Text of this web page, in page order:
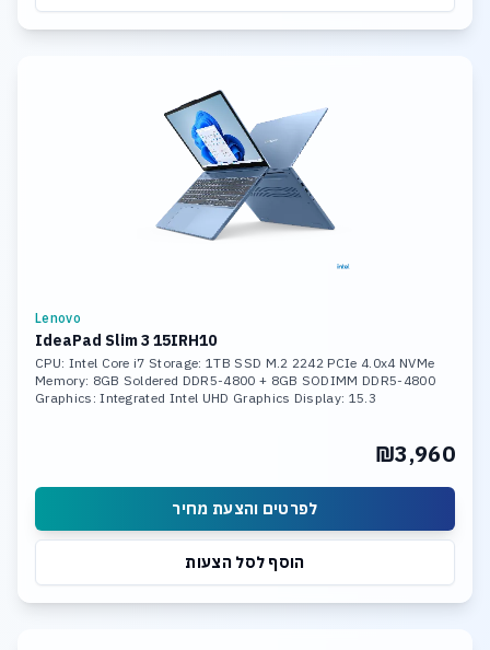
Lenovo
IdeaPad Slim 3 15IRH10
CPU: Intel Core i7 Storage: 1TB SSD M.2 2242 PCIe 4.0x4 NVMe
Memory: 8GB Soldered DDR5-4800 + 8GB SODIMM DDR5-4800
Graphics: Integrated Intel UHD Graphics Display: 15.3
₪3,960
לפרטים והצעת מחיר
הוסף לסל הצעות